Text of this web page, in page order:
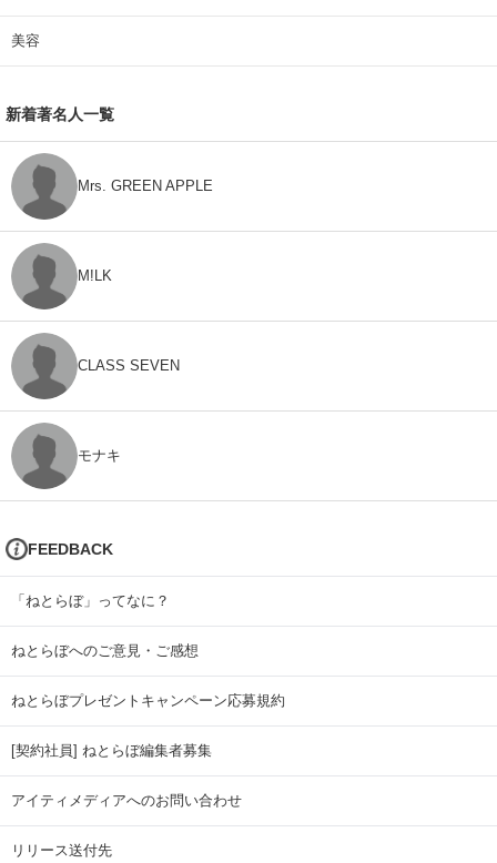
美容
新着著名人一覧
Mrs. GREEN APPLE
M!LK
CLASS SEVEN
モナキ
FEEDBACK
「ねとらぼ」ってなに？
ねとらぼへのご意見・ご感想
ねとらぼプレゼントキャンペーン応募規約
[契約社員] ねとらぼ編集者募集
アイティメディアへのお問い合わせ
リリース送付先